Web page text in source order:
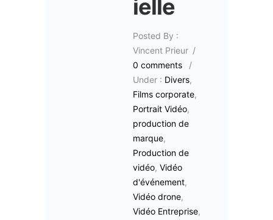
ielle
Posted By :
Vincent Prieur /
0 comments
/
Under : Divers,
Films corporate,
Portrait Vidéo,
production de
marque,
Production de
vidéo, Vidéo
d'événement,
Vidéo drone,
Vidéo Entreprise,